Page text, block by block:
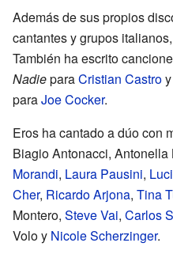
Además de sus propios
cantantes y grupos
También ha escrito
NadieparaCristian Castroy
paraJoe Cocker.
Eros ha cantado a dúo con
Biagio Antonacci, Antonella
Morandi, Laura Pausini,
Cher, Ricardo Arjona, Tina
Montero, Steve Vai, Carlos
Volo y Nicole Scherzinger.